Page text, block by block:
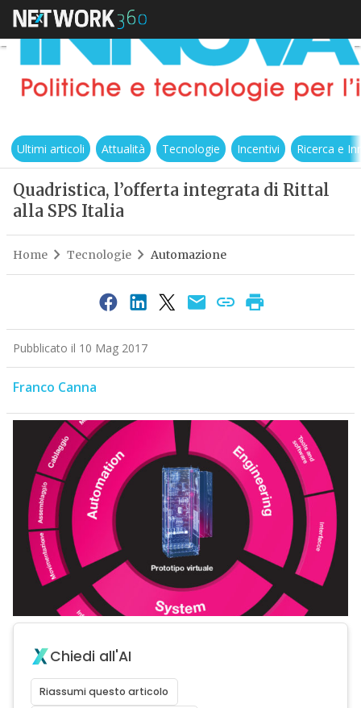
Ultimi articoli Attualità Tecnologie Incentivi Ricerca e
Quadristica, l’offerta integrata di Rittal
alla SPS Italia
Home Tecnologie Automazione
Pubblicato il 10 Mag 2017
Franco Canna
Chiedi all'AI
Riassumi questo articolo